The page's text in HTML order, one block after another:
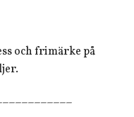
och frimärke på